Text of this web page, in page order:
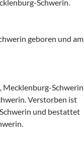
Schwerin.
geboren und am
Mecklenburg-Schwerin
Verstorben ist
und bestattet